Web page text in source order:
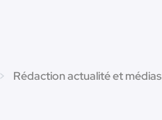
Rédaction actualité et médias